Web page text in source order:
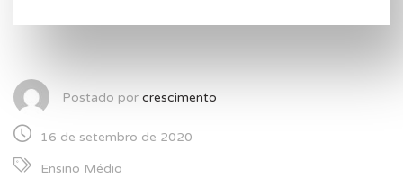
Postado por crescimento
16 de setembro de 2020
Ensino Médio